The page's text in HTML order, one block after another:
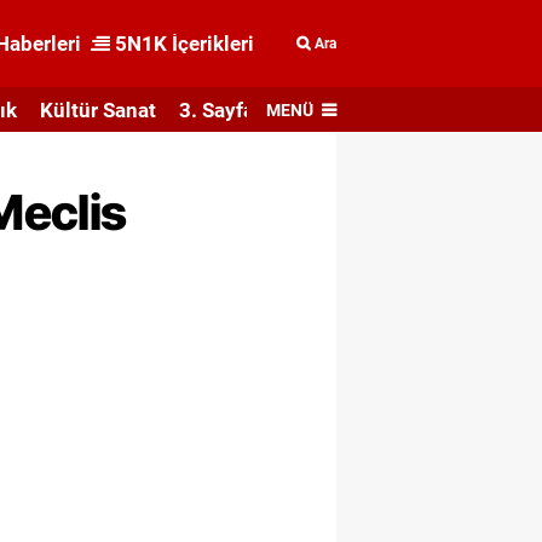
5N1K İçerikleri Ara
Kültür Sanat 3. Sayfa MENÜ